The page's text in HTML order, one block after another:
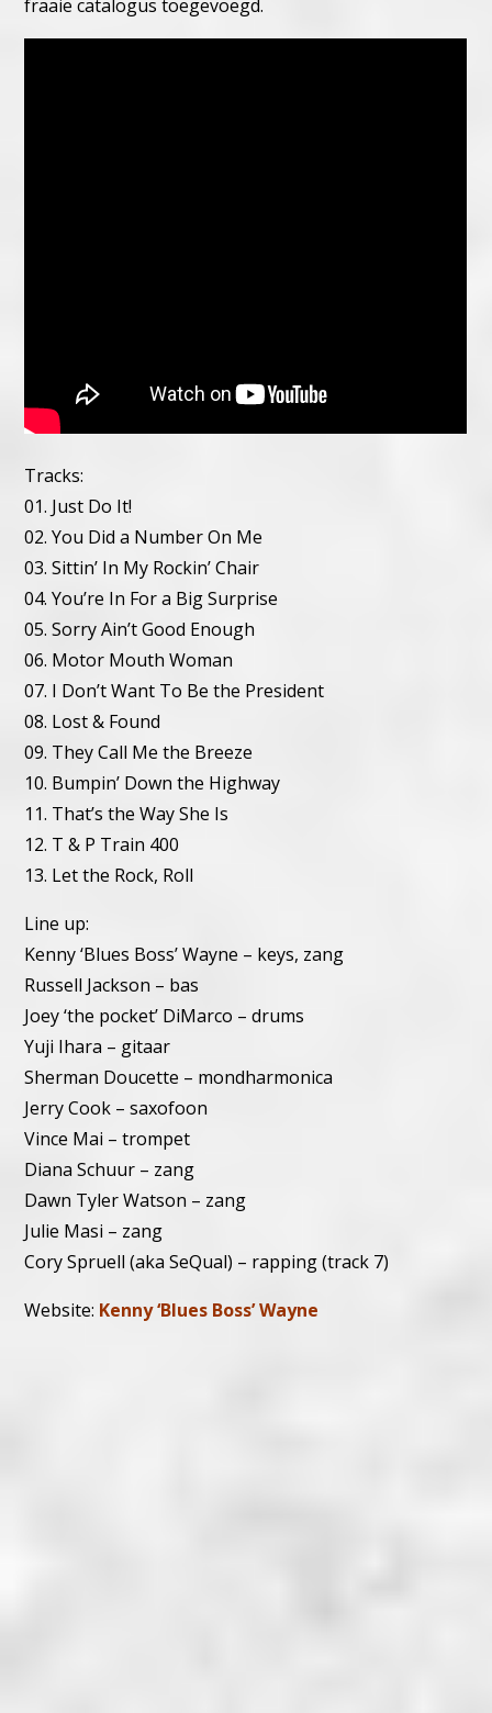
fraaie catalogus toegevoegd.
Tracks:
01. Just Do It!
02. You Did a Number On Me
03. Sittin’ In My Rockin’ Chair
04. You’re In For a Big Surprise
05. Sorry Ain’t Good Enough
06. Motor Mouth Woman
07. I Don’t Want To Be the President
08. Lost & Found
09. They Call Me the Breeze
10. Bumpin’ Down the Highway
11. That’s the Way She Is
12. T & P Train 400
13. Let the Rock, Roll
Line up:
Kenny ‘Blues Boss’ Wayne – keys, zang
Russell Jackson – bas
Joey ‘the pocket’ DiMarco – drums
Yuji Ihara – gitaar
Sherman Doucette – mondharmonica
Jerry Cook – saxofoon
Vince Mai – trompet
Diana Schuur – zang
Dawn Tyler Watson – zang
Julie Masi – zang
Cory Spruell (aka SeQual) – rapping (track 7)
Website: Kenny ‘Blues Boss’ Wayne